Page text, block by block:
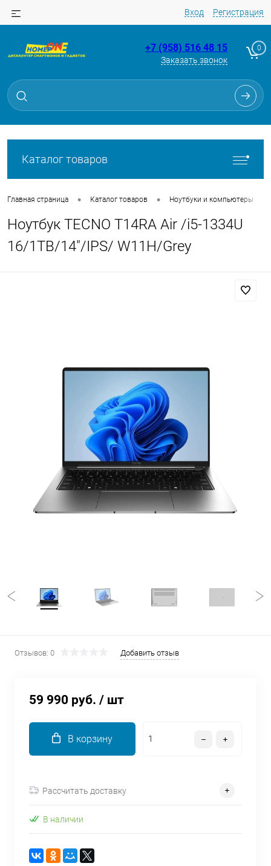
Вход Регистрация
+7 (958) 516 48 15
Заказать звонок
0
Каталог товаров
Главная страница • Каталог товаров • Ноутбуки и компьютеры
Ноутбук TECNO T14RA Air /i5-1334U
16/1TB/14"/IPS/ W11H/Grey
Отзывов: 0 Добавить отзыв
59 990 руб. / шт
В корзину
Рассчитать доставку
В наличии
Для клиентов всех банков
Разбейте
без переплат
Сегодня
Получайте товар
выбранный способом
Оставшиеся75% будут
списыватьсяс вашей карты
по 25% каждые 2 недели
8 800 302-02-51
plait.ru